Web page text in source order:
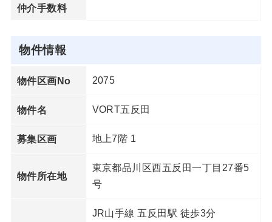
仲介手数料
物件情報
物件区画No 2075
物件名 VORT五反田
募集区画 地上7階 1
物件所在地
東京都品川区⻄五反田一丁目27番5
号
JR山手線 五反田駅 徒歩3分